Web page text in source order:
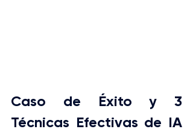
Caso de Éxito y 3
Técnicas Efectivas de IA